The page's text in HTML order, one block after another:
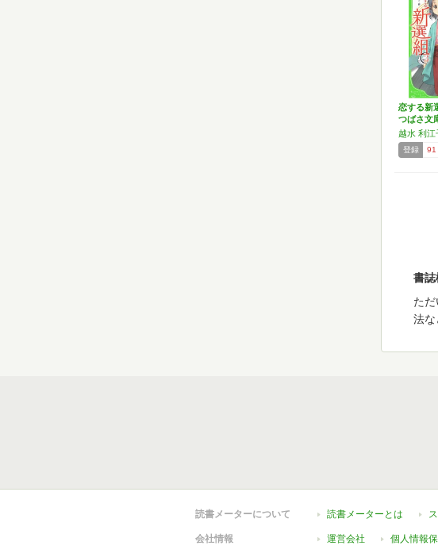
恋する新
つばさ文
越水 利江
登録 91
書誌
た
法な
読書メーターについて 読書メーターとは
会社情報 運営会社 個人情報